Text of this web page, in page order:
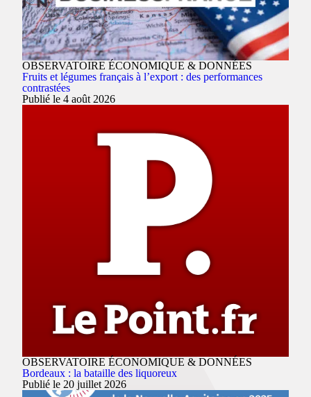
OBSERVATOIRE ÉCONOMIQUE & DONNÉES
Fruits et légumes français à l’export : des performances
contrastées
Publié le 4 août 2026
OBSERVATOIRE ÉCONOMIQUE & DONNÉES
Bordeaux : la bataille des liquoreux
Publié le 20 juillet 2026